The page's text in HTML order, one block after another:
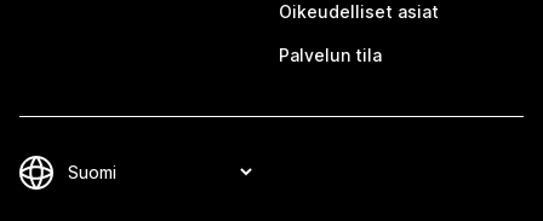
Oikeudelliset asiat
Palvelun tila